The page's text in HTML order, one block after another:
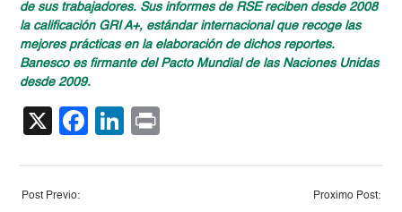
de sus trabajadores. Sus informes de RSE reciben desde 2008
la calificación GRI A+, estándar internacional que recoge las
mejores prácticas en la elaboración de dichos reportes.
Banesco es firmante del Pacto Mundial de las Naciones Unidas
desde 2009.
X Facebook
LinkedIn
Post Previo: Proximo Post: